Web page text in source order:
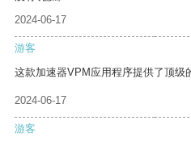
2024-06-17
游客
这款加速器VPM应用程序提供了顶级
2024-06-17
游客